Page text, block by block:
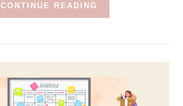
CONTINUE READING